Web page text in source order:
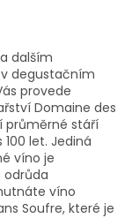
dalším
degustačním
provede
Domaine des
průměrné stáří
let. Jediná
víno je
odrůda
víno
Soufre, které je